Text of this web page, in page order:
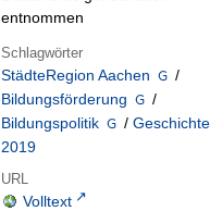
entnommen
Schlagwörter
StädteRegion Aachen
/
Bildungsförderung
/
Bildungspolitik
/ Geschichte
2019
URL
Volltext